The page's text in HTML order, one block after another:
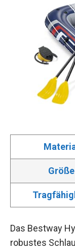
Größe
Das Bestway
robustes